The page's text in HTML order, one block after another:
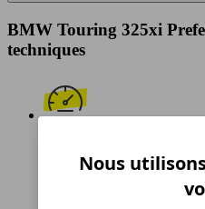
BMW Touring 325xi
techniques
Nous